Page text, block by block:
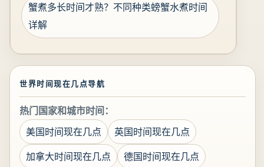
蟹煮多长时间才熟？不同种类螃蟹水煮时间
详解
世界时间现在几点导航
热门国家和城市时间：
美国时间现在几点
英国时间现在几点
加拿大时间现在几点
德国时间现在几点